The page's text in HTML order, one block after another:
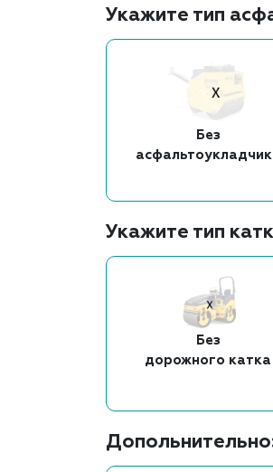
Укажите тип
Без
Укажите тип
Без
дорожного катка